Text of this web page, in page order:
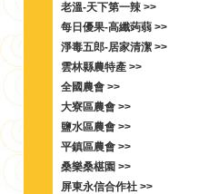
老溫-天下第一辣 >>
每日優果-高纖蒟蒻 >>
淨毒五郎-居家清潔 >>
雲林縣農特產 >>
全國農會 >>
大寮區農會 >>
鹽水區農會 >>
平鎮區農會 >>
桑樂桑椹園 >>
屏東永信合作社 >>